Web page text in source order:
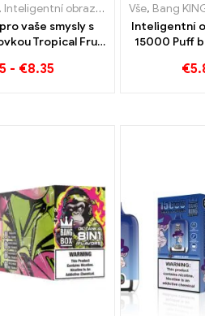
e-cigarety Lucembursko,
e-cigarety Lucembursko,
, Inteligentní obrazovka Bang King 15000 Puff
vaše smysly s
Tropical Fruit
- €8.35
Vše, Bang
Inteligentní
15000 Puff
€